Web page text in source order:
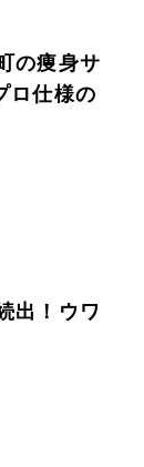
の痩身サ
ロ仕様の
出！ウワ